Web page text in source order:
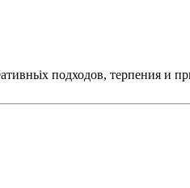
подходов, терпения и